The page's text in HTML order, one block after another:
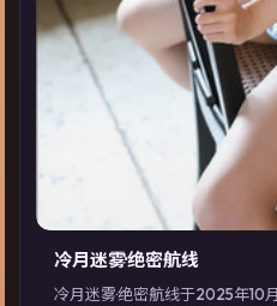
冷月迷雾·绝密航线
冷月迷雾·绝密航线于2025年10